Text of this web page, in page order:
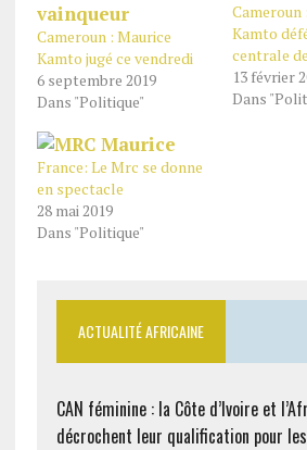
Cameroun : Maurice
Kamto jugé ce vendredi
6 septembre 2019
Dans "Politique"
Cameroun
Kamto
centrale
13 février
Dans
France: Le Mrc se donne
en spectacle
28 mai 2019
Dans "Politique"
ACTUALITÉ AFRICAINE
CAN féminine : la Côte d’Ivoire et
décrochent leur qualification pour